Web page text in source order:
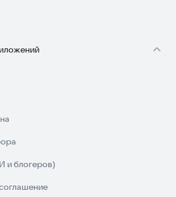
и блогеров)